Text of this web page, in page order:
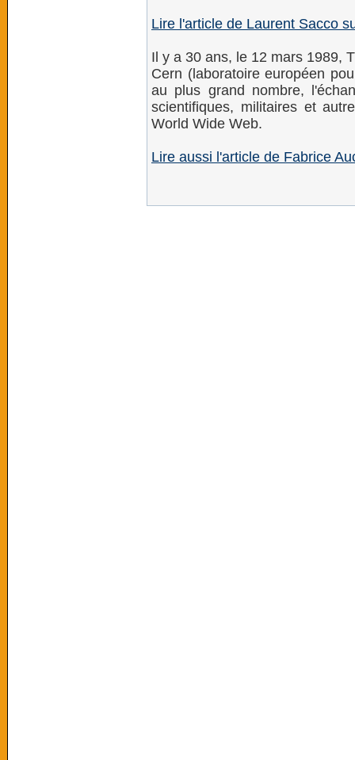
Lire l'article de Laurent Sacco
Il y a 30 ans, le 12 mars 1989,
Cern (laboratoire européen
au plus grand nombre,
scientifiques, militaires et
World Wide Web.
Lire aussi l'article de Fabrice